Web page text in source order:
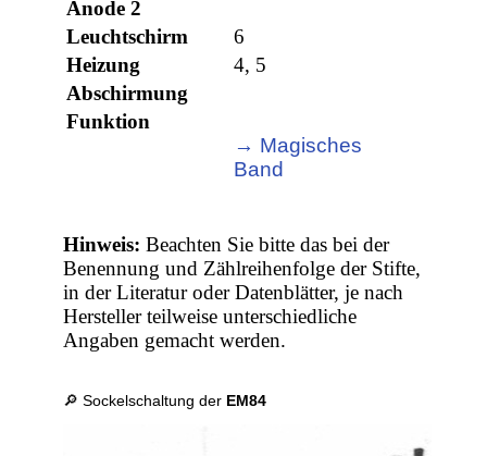
Anode 2
Leuchtschirm
6
Heizung
4, 5
Abschirmung
Funktion
→ Magisches
Band
Hinweis: Beachten Sie bitte das bei der
Benennung und Zählreihenfolge der Stifte,
in der Literatur oder Datenblätter, je nach
Hersteller teilweise unterschiedliche
Angaben gemacht werden.
🔎 Sockelschaltung der EM84